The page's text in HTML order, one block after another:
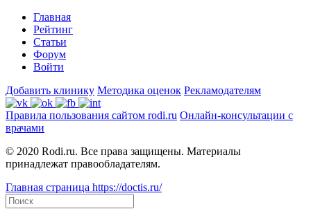
Главная
Рейтинг
Статьи
Форум
Войти
Добавить клинику Методика оценок Рекламодателям
Правила пользования сайтом rodi.ru Онлайн-консультации с
врачами
© 2020 Rodi.ru. Все права защищены. Материалы
принадлежат правообладателям.
Главная страница https://doctis.ru/